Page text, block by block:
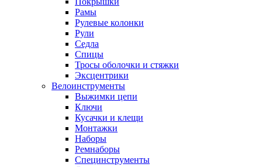
Рамы
Рулевые колонки
Рули
Седла
Спицы
Тросы оболочки и стяжки
Эксцентрики
Велоинструменты
Выжимки цепи
Ключи
Кусачки и клещи
Монтажки
Наборы
Ремнаборы
Специнструменты